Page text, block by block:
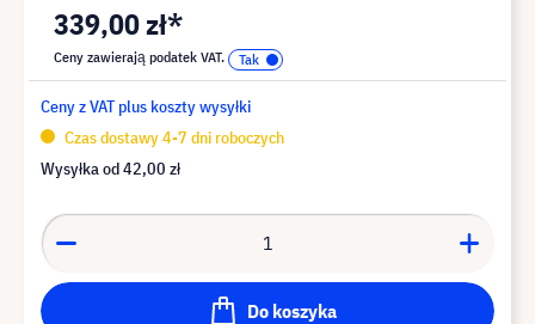
339,00 zł*
Ceny zawierają podatek VAT.
Ceny z VAT plus koszty wysyłki
Czas dostawy 4-7 dni roboczych
Wysyłka od42,00 zł
Do koszyka